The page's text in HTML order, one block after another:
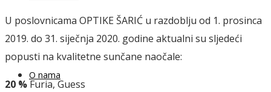
O nama
U poslovnicama OPTIKE ŠARIĆ u razdoblju od 1. prosinca
2019. do 31. siječnja 2020. godine aktualni su sljedeći
popusti na kvalitetne sunčane naočale:
20 % Furia, Guess